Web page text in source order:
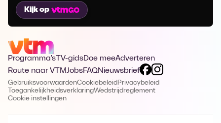
Kijk op
Programma's TV-gidsDoe meeAdverteren
Route naar VTMJobsFAQNieuwsbrief
GebruiksvoorwaardenCookiebeleid Privacybeleid
ToegankelijkheidsverklaringWedstrijdreglement
Cookie instellingen